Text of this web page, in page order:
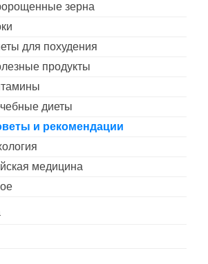
зерна
для похудения
продукты
диеты
и рекомендации
медицина